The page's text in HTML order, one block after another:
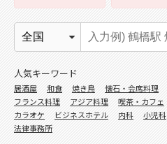
人気キーワード
居酒屋 和食 焼き鳥 懐石・会席料理
フランス料理
アジア料理 喫茶・カフェ
カラオケ
ビジネスホテル 内科 小児科
法律事務所